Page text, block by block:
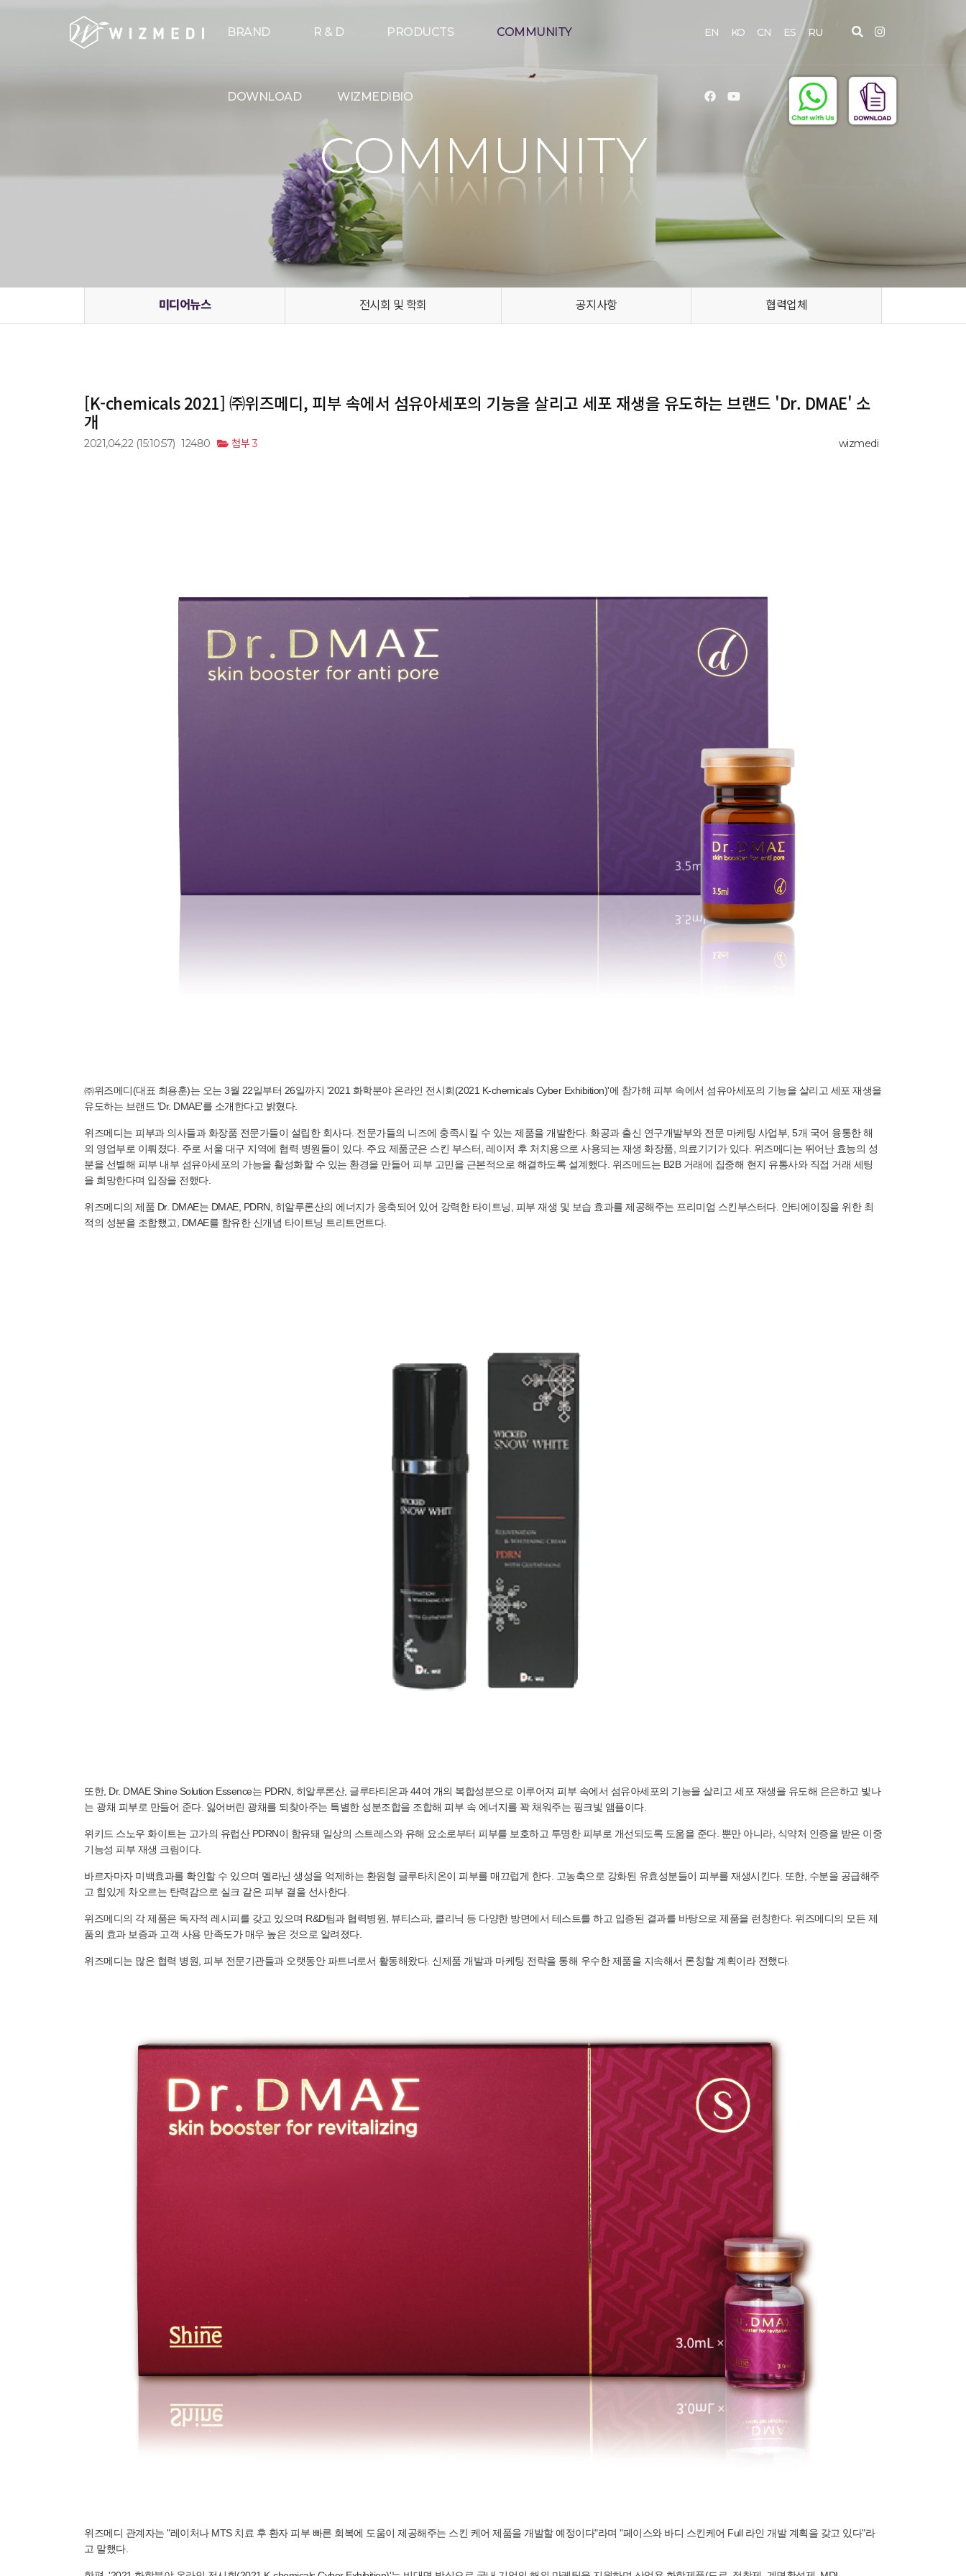
BRAND
R & D PRODUCTS COMMUNITY
DOWNLOAD WIZMEDIBIO
EN KO CN ES RU
COMMUNITY
미디어뉴스 전시회 및 학회 공지사항 협력업체
[K-chemicals 2021] ㈜위즈메디, 피부 속에서 섬유아세포의 기능을 살리고 세포 재생을 유도하는 브랜드 'Dr. DMAE' 소
개
wizmedi
2021,04,22 (15:10:57) 12480 첨부 3
㈜위즈메디(대표 최용훈)는 오는 3월 22일부터 26일까지 '2021 화학분야 온라인 전시회(2021 K-chemicals Cyber Exhibition)'에 참가해 피부 속에서 섬유아세포의 기능을 살리고 세포 재생을
유도하는 브랜드 'Dr. DMAE'를 소개한다고 밝혔다.
위즈메디는 피부과 의사들과 화장품 전문가들이 설립한 회사다. 전문가들의 니즈에 충족시킬 수 있는 제품을 개발한다. 화공과 출신 연구개발부와 전문 마케팅 사업부, 5개 국어 융통한 해
외 영업부로 이뤄졌다. 주로 서울 대구 지역에 협력 병원들이 있다. 주요 제품군은 스킨 부스터, 레이저 후 처치용으로 사용되는 재생 화장품, 의료기기가 있다. 위즈메디는 뛰어난 효능의 성
분을 선별해 피부 내부 섬유아세포의 가능을 활성화할 수 있는 환경을 만들어 피부 고민을 근본적으로 해결하도록 설계했다. 위즈메드는 B2B 거래에 집중해 현지 유통사와 직접 거래 세팅
을 희망한다며 입장을 전했다.
위즈메디의 제품 Dr. DMAE는 DMAE, PDRN, 히알루론산의 에너지가 응축되어 있어 강력한 타이트닝, 피부 재생 및 보습 효과를 제공해주는 프리미엄 스킨부스터다. 안티에이징을 위한 최
적의 성분을 조합했고, DMAE를 함유한 신개념 타이트닝 트리트먼트다.
또한, Dr. DMAE Shine Solution Essence는 PDRN, 히알루론산, 글루타티온과 44여 개의 복합성분으로 이루어져 피부 속에서 섬유아세포의 기능을 살리고 세포 재생을 유도해 은은하고 빛나
는 광채 피부로 만들어 준다. 잃어버린 광채를 되찾아주는 특별한 성분조합을 조합해 피부 속 에너지를 꽉 채워주는 핑크빛 앰플이다.
위키드 스노우 화이트는 고가의 유럽산 PDRN이 함유돼 일상의 스트레스와 유해 요소로부터 피부를 보호하고 투명한 피부로 개선되도록 도움을 준다. 뿐만 아니라, 식약처 인증을 받은 이중
기능성 피부 재생 크림이다.
바르자마자 미백효과를 확인할 수 있으며 멜라닌 생성을 억제하는 환원형 글루타치온이 피부를 매끄럽게 한다. 고농축으로 강화된 유효성분들이 피부를 재생시킨다. 또한, 수분을 공급해주
고 힘있게 차오르는 탄력감으로 실크 같은 피부 결을 선사한다.
위즈메디의 각 제품은 독자적 레시피를 갖고 있으며 R&D팀과 협력병원, 뷰티스파, 클리닉 등 다양한 방면에서 테스트를 하고 입증된 결과를 바탕으로 제품을 런칭한다. 위즈메디의 모든 제
품의 효과 보증과 고객 사용 만족도가 매우 높은 것으로 알려졌다.
위즈메디는 많은 협력 병원, 피부 전문기관들과 오랫동안 파트너로서 활동해왔다. 신제품 개발과 마케팅 전략을 통해 우수한 제품을 지속해서 론칭할 계획이라 전했다.
위즈메디 관계자는 "레이처나 MTS 치료 후 환자 피부 빠른 회복에 도움이 제공해주는 스킨 케어 제품을 개발할 예정이다"라며 "페이스와 바디 스킨케어 Full 라인 개발 계획을 갖고 있다"라
고 말했다.